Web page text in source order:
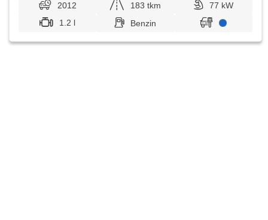
2012 183 tkm
77 kW
1.2 l
Benzin